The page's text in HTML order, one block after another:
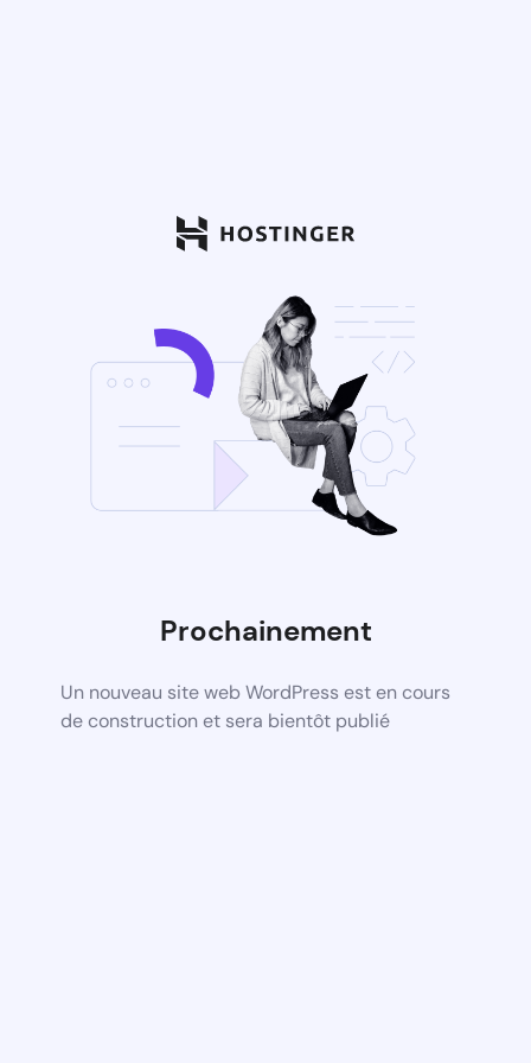
Prochainement
Un nouveau site web WordPress est en cours
de construction et sera bientôt publié